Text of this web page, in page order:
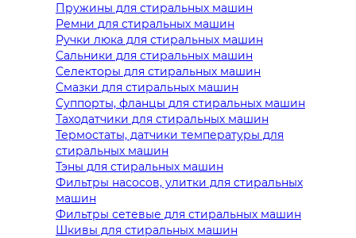
Пружины для стиральных машин
Ремни для стиральных машин
Ручки люка для стиральных машин
Сальники для стиральных машин
Селекторы для стиральных машин
Смазки для стиральных машин
Суппорты, фланцы для стиральных машин
Таходатчики для стиральных машин
Термостаты, датчики температуры для
стиральных машин
Тэны для стиральных машин
Фильтры насосов, улитки для стиральных
машин
Фильтры сетевые для стиральных машин
Шкивы для стиральных машин